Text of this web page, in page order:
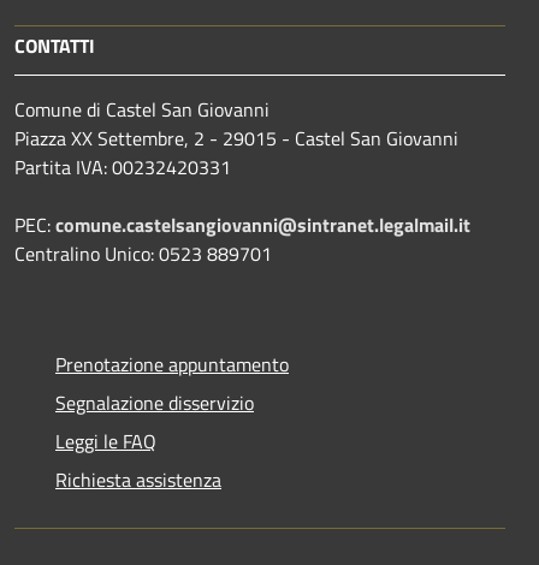
CONTATTI
Comune di Castel San Giovanni
Piazza XX Settembre, 2 - 29015 - Castel San Giovanni
Partita IVA: 00232420331
PEC:comune.castelsangiovanni@sintranet.legalmail.it
Centralino Unico: 0523 889701
Prenotazione appuntamento
Segnalazione disservizio
Leggi le FAQ
Richiesta assistenza